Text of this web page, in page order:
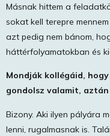
Másnak hittem a
sokat kell terepre
azt pedig nem bánom,
háttérfolyamatokban és
Mondják kollégáid,
gondolsz valamit,
Bizony. Aki ilyen pályára
lenni, rugalmasnak is.